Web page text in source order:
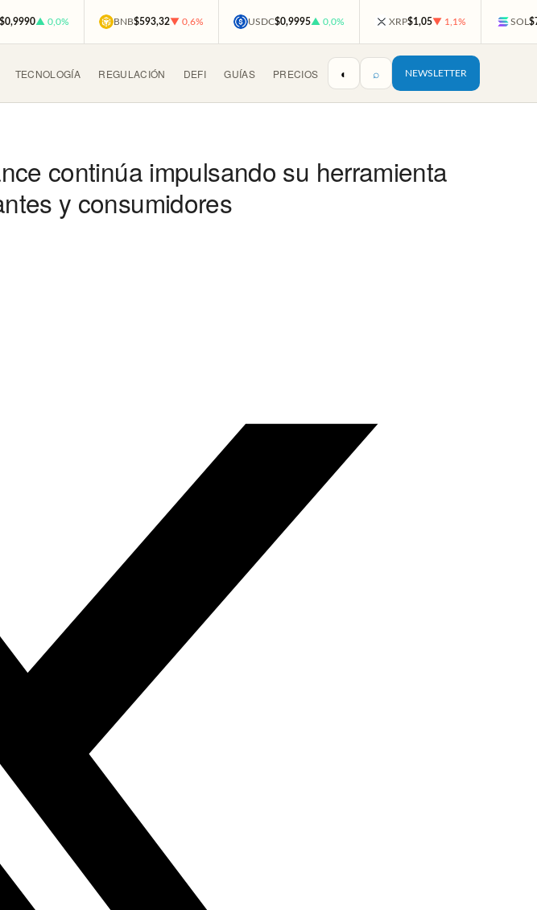
$0,9990▲ 0,0% BNB$593,32▼ 0,6% USDC$0,9995▲ 0,0% XRP$1,05▼ 1,1% SOL
TECNOLOGÍA REGULACIÓN DEFI GUÍAS PRECIOS ◐ ⌕ NEWSLETTER
continúa impulsando su herramienta
y consumidores